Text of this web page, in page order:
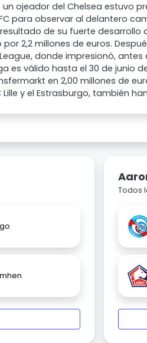
ojeador del Chelsea estuvo
para observar al delantero
de su fuerte desarrollo
2,2 millones de euros.
donde impresionó,
es válido hasta el 30 de junio
en 2,00 millones de
Lille y el Estrasburgo, también
Todos